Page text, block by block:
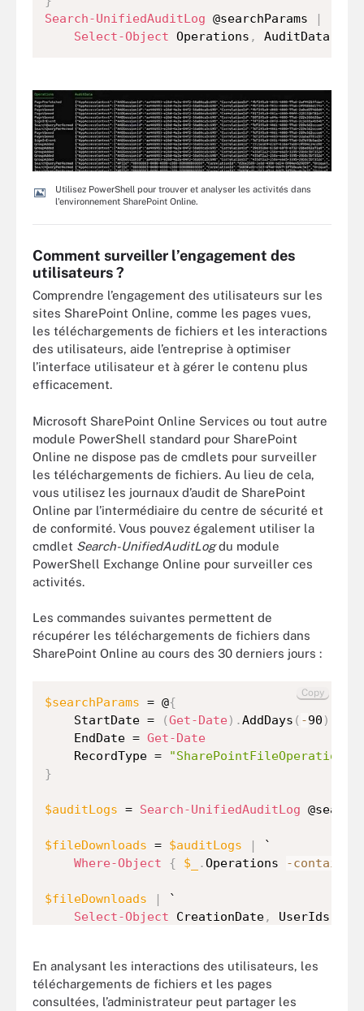
Search-UnifiedAuditLog @searchParams |
Select-Object Operations , AuditData
Utilisez PowerShell pour trouver et analyser les activités dans
l'environnement SharePoint Online.
Comment surveiller l’engagement des
utilisateurs ?
Comprendre l’engagement des utilisateurs sur les
sites SharePoint Online, comme les pages vues,
les téléchargements de fichiers et les interactions
des utilisateurs, aide l’entreprise à optimiser
l’interface utilisateur et à gérer le contenu plus
efficacement.
Microsoft SharePoint Online Services ou tout autre
module PowerShell standard pour SharePoint
Online ne dispose pas de cmdlets pour surveiller
les téléchargements de fichiers. Au lieu de cela,
vous utilisez les journaux d’audit de SharePoint
Online par l’intermédiaire du centre de sécurité et
de conformité. Vous pouvez également utiliser la
cmdlet Search-UnifiedAuditLogdu module
PowerShell Exchange Online pour surveiller ces
activités.
Les commandes suivantes permettent de
récupérer les téléchargements de fichiers dans
SharePoint Online au cours des 30 derniers jours :
$searchParams = @{
    StartDate =
(Get-Date) .AddDays ( -90 )
    EndDate =
Get-Date
    RecordType =
"SharePointFileOperation"
}
$auditLogs = Search-UnifiedAuditLog
$fileDownloads = $auditLogs |
`
Where-Object
{ $_ .Operations -contains
$fileDownloads |
`
Select-Object CreationDate, UserIds
Copy
En analysant les interactions des utilisateurs, les
téléchargements de fichiers et les pages
consultées, l’administrateur peut partager les